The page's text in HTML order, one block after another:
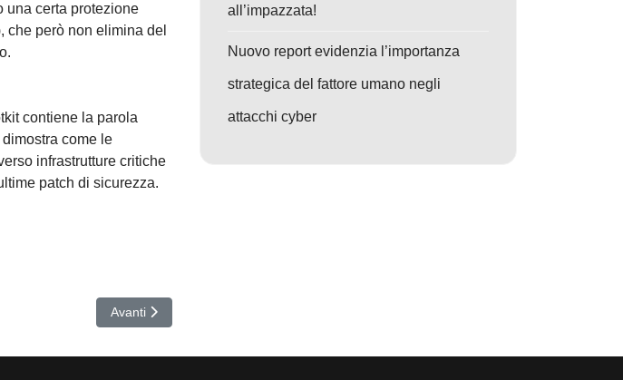
una certa protezione
che però non elimina del
contiene la parola
dimostra come le
infrastrutture critiche
patch di sicurezza.
Giappone e MalesiaArticolo successivo: OtterCookie v5: Il nuovo super malware nordcoreano sfrutta
Avanti
all’impazzata!
Nuovo report evidenzia l’importanza
strategica del fattore umano negli
attacchi cyber